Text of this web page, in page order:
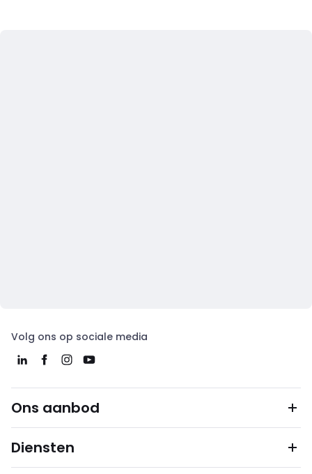
Volg ons op sociale media
Ons aanbod
Diensten